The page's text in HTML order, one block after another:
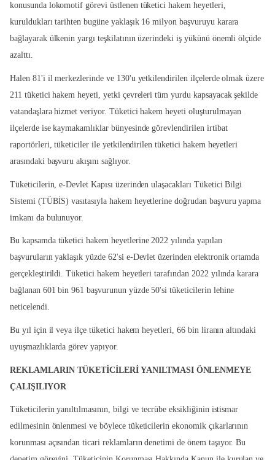
konusunda lokomotif görevi üstlenen tüketici hakem heyetleri,
kuruldukları tarihten bugüne yaklaşık 16 milyon başvuruyu karara
bağlayarak ülkenin yargı teşkilatının üzerindeki iş yükünü önemli ölçüde
azalttı.
Halen 81'i il merkezlerinde ve 130'u yetkilendirilen ilçelerde olmak üzere
211 tüketici hakem heyeti, yetki çevreleri tüm yurdu kapsayacak şekilde
vatandaşlara hizmet veriyor. Tüketici hakem heyeti oluşturulmayan
ilçelerde ise kaymakamlıklar bünyesinde görevlendirilen irtibat
raportörleri, tüketiciler ile yetkilendirilen tüketici hakem heyetleri
arasındaki başvuru akışını sağlıyor.
Tüketicilerin, e-Devlet Kapısı üzerinden ulaşacakları Tüketici Bilgi
Sistemi (TÜBİS) vasıtasıyla hakem heyetlerine doğrudan başvuru yapma
imkanı da bulunuyor.
Bu kapsamda tüketici hakem heyetlerine 2022 yılında yapılan
başvuruların yaklaşık yüzde 62'si e-Devlet üzerinden elektronik ortamda
gerçekleştirildi. Tüketici hakem heyetleri tarafından 2022 yılında karara
bağlanan 601 bin 961 başvurunun yüzde 50'si tüketicilerin lehine
neticelendi.
Bu yıl için il veya ilçe tüketici hakem heyetleri, 66 bin liranın altındaki
uyuşmazlıklarda görev yapıyor.
REKLAMLARIN TÜKETİCİLERİ YANILTMASI ÖNLENMEYE
ÇALIŞILIYOR
Tüketicilerin yanıltılmasının, bilgi ve tecrübe eksikliğinin istismar
edilmesinin önlenmesi ve böylece tüketicilerin ekonomik çıkarlarının
korunması açısından ticari reklamların denetimi de önem taşıyor. Bu